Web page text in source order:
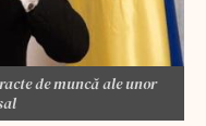
de muncă ale unor